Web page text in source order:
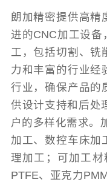
朗加精密提供高精
进的CNC加工设备
工，包括切割、铣
力和丰富的行业经
行业，确保产品的
供设计支持和后处
户的多样化需求。
加工、数控车床加
理加工；可加工材
PTFE、亚克力